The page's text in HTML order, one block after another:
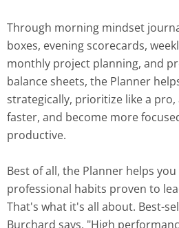
Through morning mindset
boxes, evening scorecards,
monthly project planning, and
balance sheets, the Planner
strategically, prioritize like a pro,
faster, and become more
productive.
Best of all, the Planner helps
professional habits proven to
That's what it's all about. Best-
Burchard says, "High